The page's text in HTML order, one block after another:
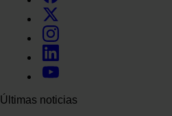
Últimas noticias